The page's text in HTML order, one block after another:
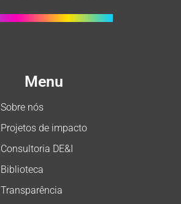
Menu
Sobre nós
Projetos de impacto
Consultoria DE&I
Biblioteca
Transparência